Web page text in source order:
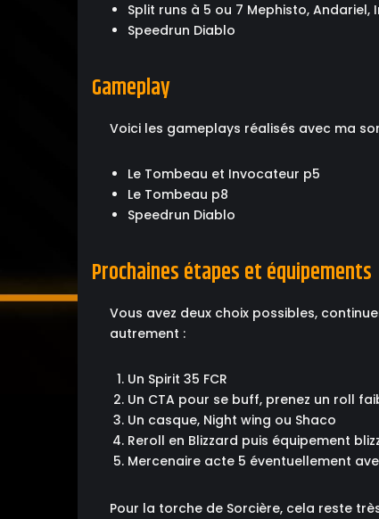
Split runs à 5 ou 7 Mephisto,
Speedrun Diablo
Gameplay
Voici les gameplays réalisés avec ma
Le Tombeau et Invocateur p5
Le Tombeau p8
Speedrun Diablo
Prochaines étapes et équipements
Vous avez deux choix possibles,
autrement :
Un Spirit 35 FCR
Un CTA pour se buff, prenez un roll
Un casque, Night wing ou Shaco
Reroll en Blizzard puis équipement
Mercenaire acte 5 éventuellement
Pour la torche de Sorcière, cela reste